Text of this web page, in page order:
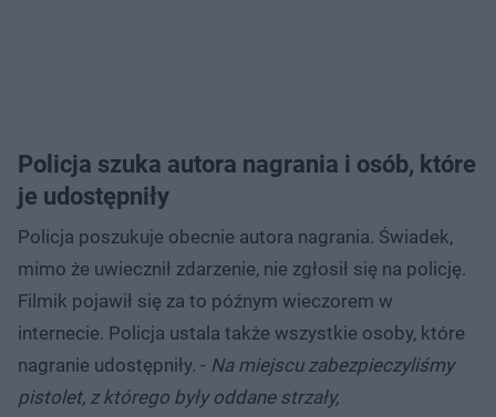
Policja szuka autora nagrania i osób, które
je udostępniły
Policja poszukuje obecnie autora nagrania. Świadek,
mimo że uwiecznił zdarzenie, nie zgłosił się na policję.
Filmik pojawił się za to późnym wieczorem w
internecie. Policja ustala także wszystkie osoby, które
nagranie udostępniły. - Na miejscu zabezpieczyliśmy
pistolet, z którego były oddane strzały,